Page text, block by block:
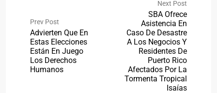
Prev Post
Advierten Que En
Estas Elecciones
Están En Juego
Los Derechos
Humanos
Next Post
SBA Ofrece
Asistencia En
Caso De Desastre
A Los Negocios Y
Residentes De
Puerto Rico
Afectados Por La
Tormenta Tropical
Isaías